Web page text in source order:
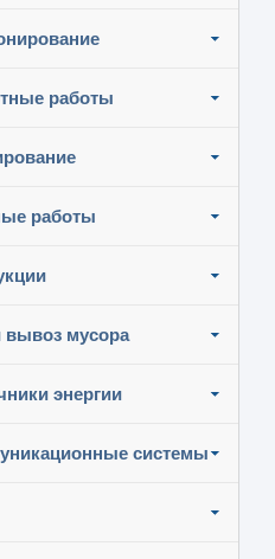
работы
работы
вывоз мусора
энергии
системы